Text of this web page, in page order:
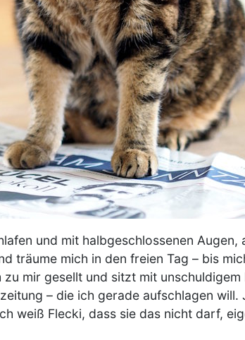
und mit halbgeschlossenen Augen,
träume mich in den freien Tag – bis
mir gesellt und sitzt mit
– die ich gerade aufschlagen
weiß Flecki, dass sie das nicht darf,